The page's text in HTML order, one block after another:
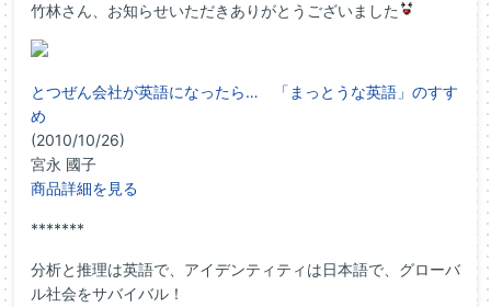
竹林さん、お知らせいただきありがとうございました
とつぜん会社が英語になったら… 「まっとうな英語」のすす
め
(2010/10/26)
宮永 國子
商品詳細を見る
*******
分析と推理は英語で、アイデンティティは日本語で、グローバ
ル社会をサバイバル！